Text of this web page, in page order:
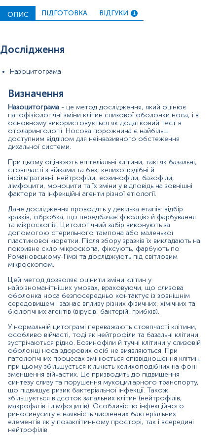
світловим мікроскопом.
оболонка носа безпосередньо контактує із зовнішнім
середовищем і зазнає впливу різних фізичних, хімічних
У нормальній цитограмі переважають стовпчасті
базальні клітини зустрічаються рідко. Еозинофіли й тучні
клітини у слизовій оболонці носа здорових осіб не
виявляються. При патологічних процесах змінюється
співвідношення клітин; при цьому збільшується кількість
келихоподібних на фоні зменшення війчастих. Це
призводить до підвищення синтезу слизу та порушення
мукоциліарного транспорту, що підвищує ризик
бактеріальної інфекції. Також збільшується відсоток
запальних клітин (нейтрофілів, макрофагів і лімфоцитів).
Особливістю інфекційного риносинуситу є наявність
численних бактеріальних елементів як у позаклітинному
просторі, так і всередині нейтрофілів.
Цінною особливістю цього дослідження, особливо в
педіатричній практиці, є неінвазивність і безболісність.
Крім того, назоцитограма не потребує анестезії, є
дешевим і простим методом у використанні.
Найчастіше назоцитограму використовують в
отоларингології для диференціації алергічного,
неалергічного та інфекційного ринітів. Цей метод
дозволяє контролювати реакцію на застосоване
лікування, тому має як діагностичне, так і терапевтичне
значення. Важливо стежити за захворюванням під час
лікування за допомогою періодичних цитологічних
контролів, оскільки лише значне зменшення запальних
клітин і зникнення бактеріальних елементів у
цитологічних зразках підтверджує одужання.
Цитологія носа з оцінкою еозинофілії може бути
корисним інструментом для ранньої діагностики
алергічного риніту в дітей, що має високу
специфічність та помірну чутливість. Еозинофіли
зустрічаються при всіх типах алергічних захворювань і в
будь-якому віці, тоді як присутність бактерій та великої
кількості нейтрофілів у пацієнтів з алергією, є ознакою
приєднання інфекції.
Показання до призначення
ОПИС ПІДГОТОВКА ВІДГУКИ 1
Дослідження
Назоцитограма
Визначення
Назоцитограма - це метод дослідження, який оцінює
патофізіологічні зміни клітин слизової оболонки носа, і в
основному використовується як додатковий тест в
отоларингології. Носова порожнина є найбільш
доступним відділом для неінвазивного обстеження
дихальної системи.
При цьому оцінюють епітеліальні клітини, такі як базальні,
стовпчасті з війками та без, келихоподібні й
інфільтративні: нейтрофіли, еозинофіли, базофіли,
лімфоцити, моноцити та їх зміни у відповідь на зовнішні
фактори та інфекційні агенти різної етіології.
Дане дослідження проводять у декілька етапів: відбір
зразків, обробка, що передбачає фіксацію й фарбування
та мікроскопія. Цитологічний забір виконують за
допомогою стерильного тампона або маленької
пластикової кюретки. Після збору зразків їх викладають на
покривне скло мікроскопа, фіксують, фарбують по
Романовському-Гімзі та досліджують під світловим
мікроскопом.
Цей метод дозволяє оцінити зміни клітин у
найрізноманітніших умовах, враховуючи, що слизова
оболонка носа безпосередньо контактує із зовнішнім
середовищем і зазнає впливу різних фізичних, хімічних та
біологічних агентів (вірусів, бактерій, грибків).
У нормальній цитограмі переважають стовпчасті клітини,
особливо війчасті, тоді як нейтрофіли та базальні клітини
зустрічаються рідко. Еозинофіли й тучні клітини у слизовій
оболонці носа здорових осіб не виявляються. При
патологічних процесах змінюється співвідношення клітин;
при цьому збільшується кількість келихоподібних на фоні
зменшення війчастих. Це призводить до підвищення
синтезу слизу та порушення мукоциліарного транспорту,
що підвищує ризик бактеріальної інфекції. Також
збільшується відсоток запальних клітин (нейтрофілів,
макрофагів і лімфоцитів). Особливістю інфекційного
риносинуситу є наявність численних бактеріальних
елементів як у позаклітинному просторі, так і всередині
нейтрофілів.